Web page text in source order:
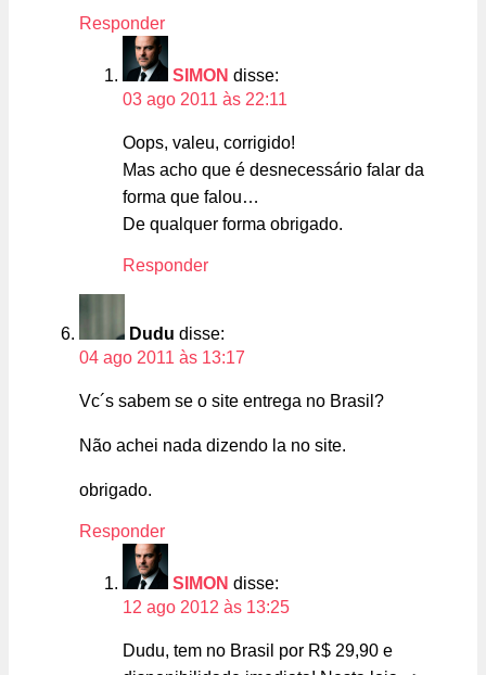
Responder
SIMON disse:
03 ago 2011 às 22:11
Oops, valeu, corrigido!
Mas acho que é desnecessário falar da
forma que falou…
De qualquer forma obrigado.
Responder
Dudu disse:
04 ago 2011 às 13:17
Vc´s sabem se o site entrega no Brasil?
Não achei nada dizendo la no site.
obrigado.
Responder
SIMON disse:
12 ago 2012 às 13:25
Dudu, tem no Brasil por R$ 29,90 e